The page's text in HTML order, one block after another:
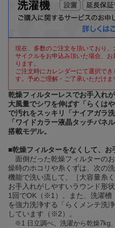
現在、多数のご注文を頂いており
サイクルをお申込み頂いた場合、
ります。
ご注文時にカレンダーにて選択で
す。予めご理解・ご了承いただけま
乾燥フィルターレスでお手入れ
大風量でシワを伸ばす「らくは
で汚れをスッキリ「ナイアガラ洗
「ワイドカラー液晶タッチパネ
搭載モデル。
■乾燥フィルターをなくして、お
面倒だった乾燥フィルターの
燥時のホコリや糸くずは、次の
機能で洗い流して、［大容量糸
お手入れがしやすいラウンド形
1回でOK（※1）。また、洗濯槽
を強力洗浄する「らくメンテ洗
しています（※2）。
※1 日立調べ。洗濯から乾燥7kg